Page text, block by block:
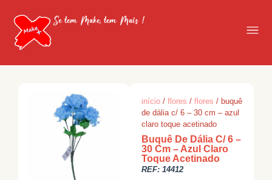
Se tem Make, tem Mais !
início /flores /flores / buquê
de dália c/ 6 – 30 cm – azul
claro toque acetinado
Buquê De Dália C/ 6 –
30 Cm – Azul Claro
Toque Acetinado
REF:14412